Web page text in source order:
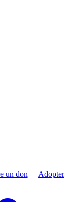
un don Adopter